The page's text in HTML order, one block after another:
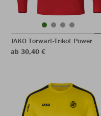
JAKO Torwart-Trikot Power
ab 30,40 €